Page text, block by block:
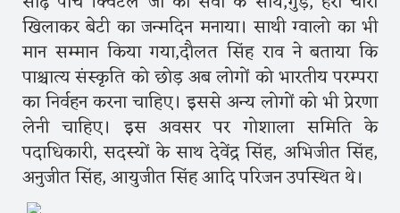
खिलाकर बेटी का जन्मदिन मनाया। साथी ग्वालो का भी
मान सम्मान किया गया,दौलत सिंह राव ने बताया कि
पाश्चात्य संस्कृति को छोड़ अब लोगों को भारतीय परम्परा
का निर्वहन करना चाहिए। इससे अन्य लोगों को भी प्रेरणा
लेनी चाहिए। इस अवसर पर गोशाला समिति के
पदाधिकारी, सदस्यों के साथ देवेंद्र सिंह, अभिजीत सिंह,
अनुजीत सिंह, आयुजीत सिंह आदि परिजन उपस्थित थे।